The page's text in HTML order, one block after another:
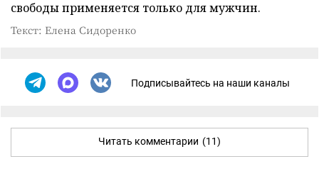
свободы применяется только для мужчин.
Текст: Елена Сидоренко
Подписывайтесь на наши каналы
Читать комментарии (11)